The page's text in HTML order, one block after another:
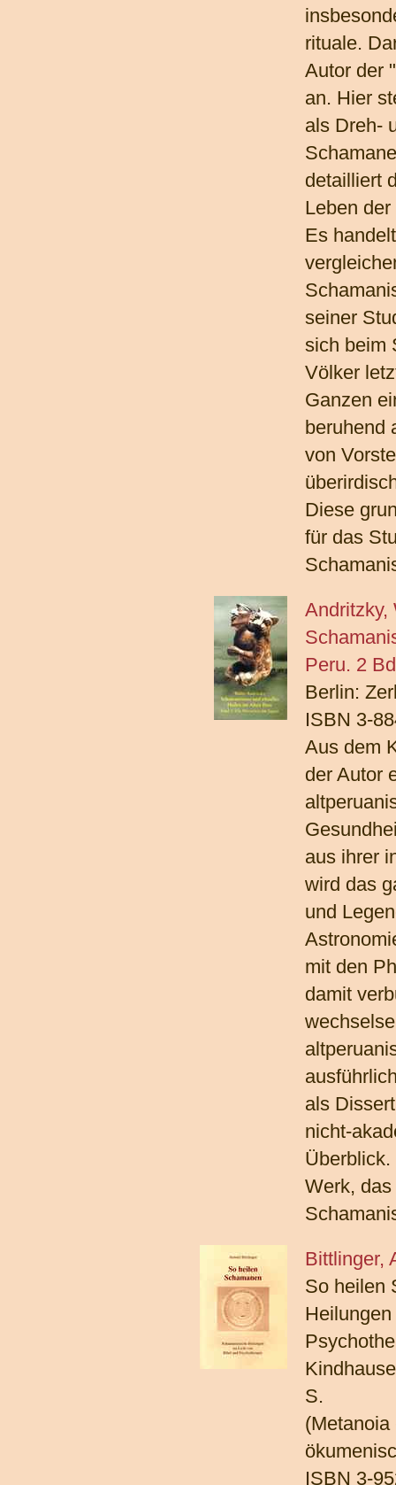
rituale.
Autor der
an. Hier
als Dreh-
detailliert
Leben
Es
seiner
sich beim
Völker
Ganzen
beruhend
von
Diese
für das
Andritzky,
Peru. 2
Berlin:
ISBN 3-
Aus dem
der Autor
aus ihrer
wird das
und
mit den
damit
als
nicht-
Werk,
Bittlinger,
So heilen
S.
ISBN 3-